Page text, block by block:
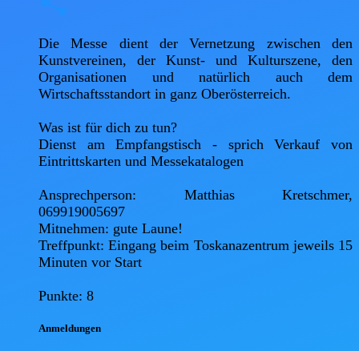
Die Messe dient der Vernetzung zwischen den
Kunstvereinen, der Kunst- und Kulturszene, den
Organisationen und natürlich auch dem
Wirtschaftsstandort in ganz Oberösterreich.
Was ist für dich zu tun?
Dienst am Empfangstisch - sprich Verkauf von
Eintrittskarten und Messekatalogen
Ansprechperson: Matthias Kretschmer,
069919005697
Mitnehmen: gute Laune!
Treffpunkt: Eingang beim Toskanazentrum jeweils 15
Minuten vor Start
Punkte: 8
Anmeldungen